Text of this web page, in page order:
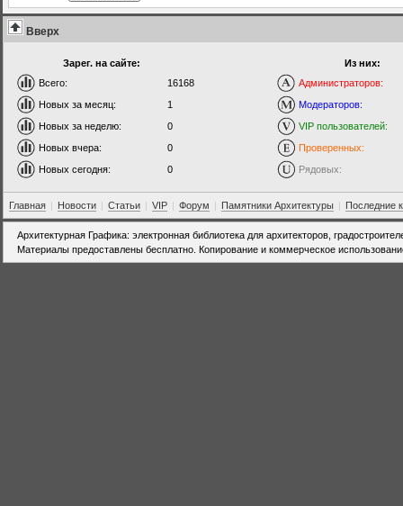
Вверх
Зарег. на сайте:
Всего:
16168
Новых за месяц:
1
Новых за неделю:
0
Новых вчера:
0
Новых сегодня:
0
Из них:
Администраторов:
Модераторов:
VIP пользователей:
Проверенных:
Рядовых:
Главная | Новости | Статьи | VIP | Форум | Памятники Архитектуры | Последние
Архитектурная Графика: электронная библиотека для архитекторов,
Материалы предоставлены бесплатно. Копирование и коммерческое